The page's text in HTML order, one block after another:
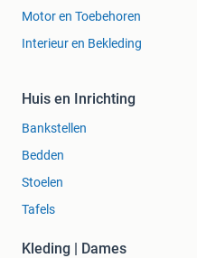
Motor en Toebehoren
Interieur en Bekleding
Huis en Inrichting
Bankstellen
Bedden
Stoelen
Tafels
Kleding | Dames